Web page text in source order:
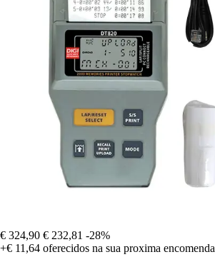
€ 324,90 € 232,81 -28%
+€ 11,64 oferecidos na sua proxima encomenda